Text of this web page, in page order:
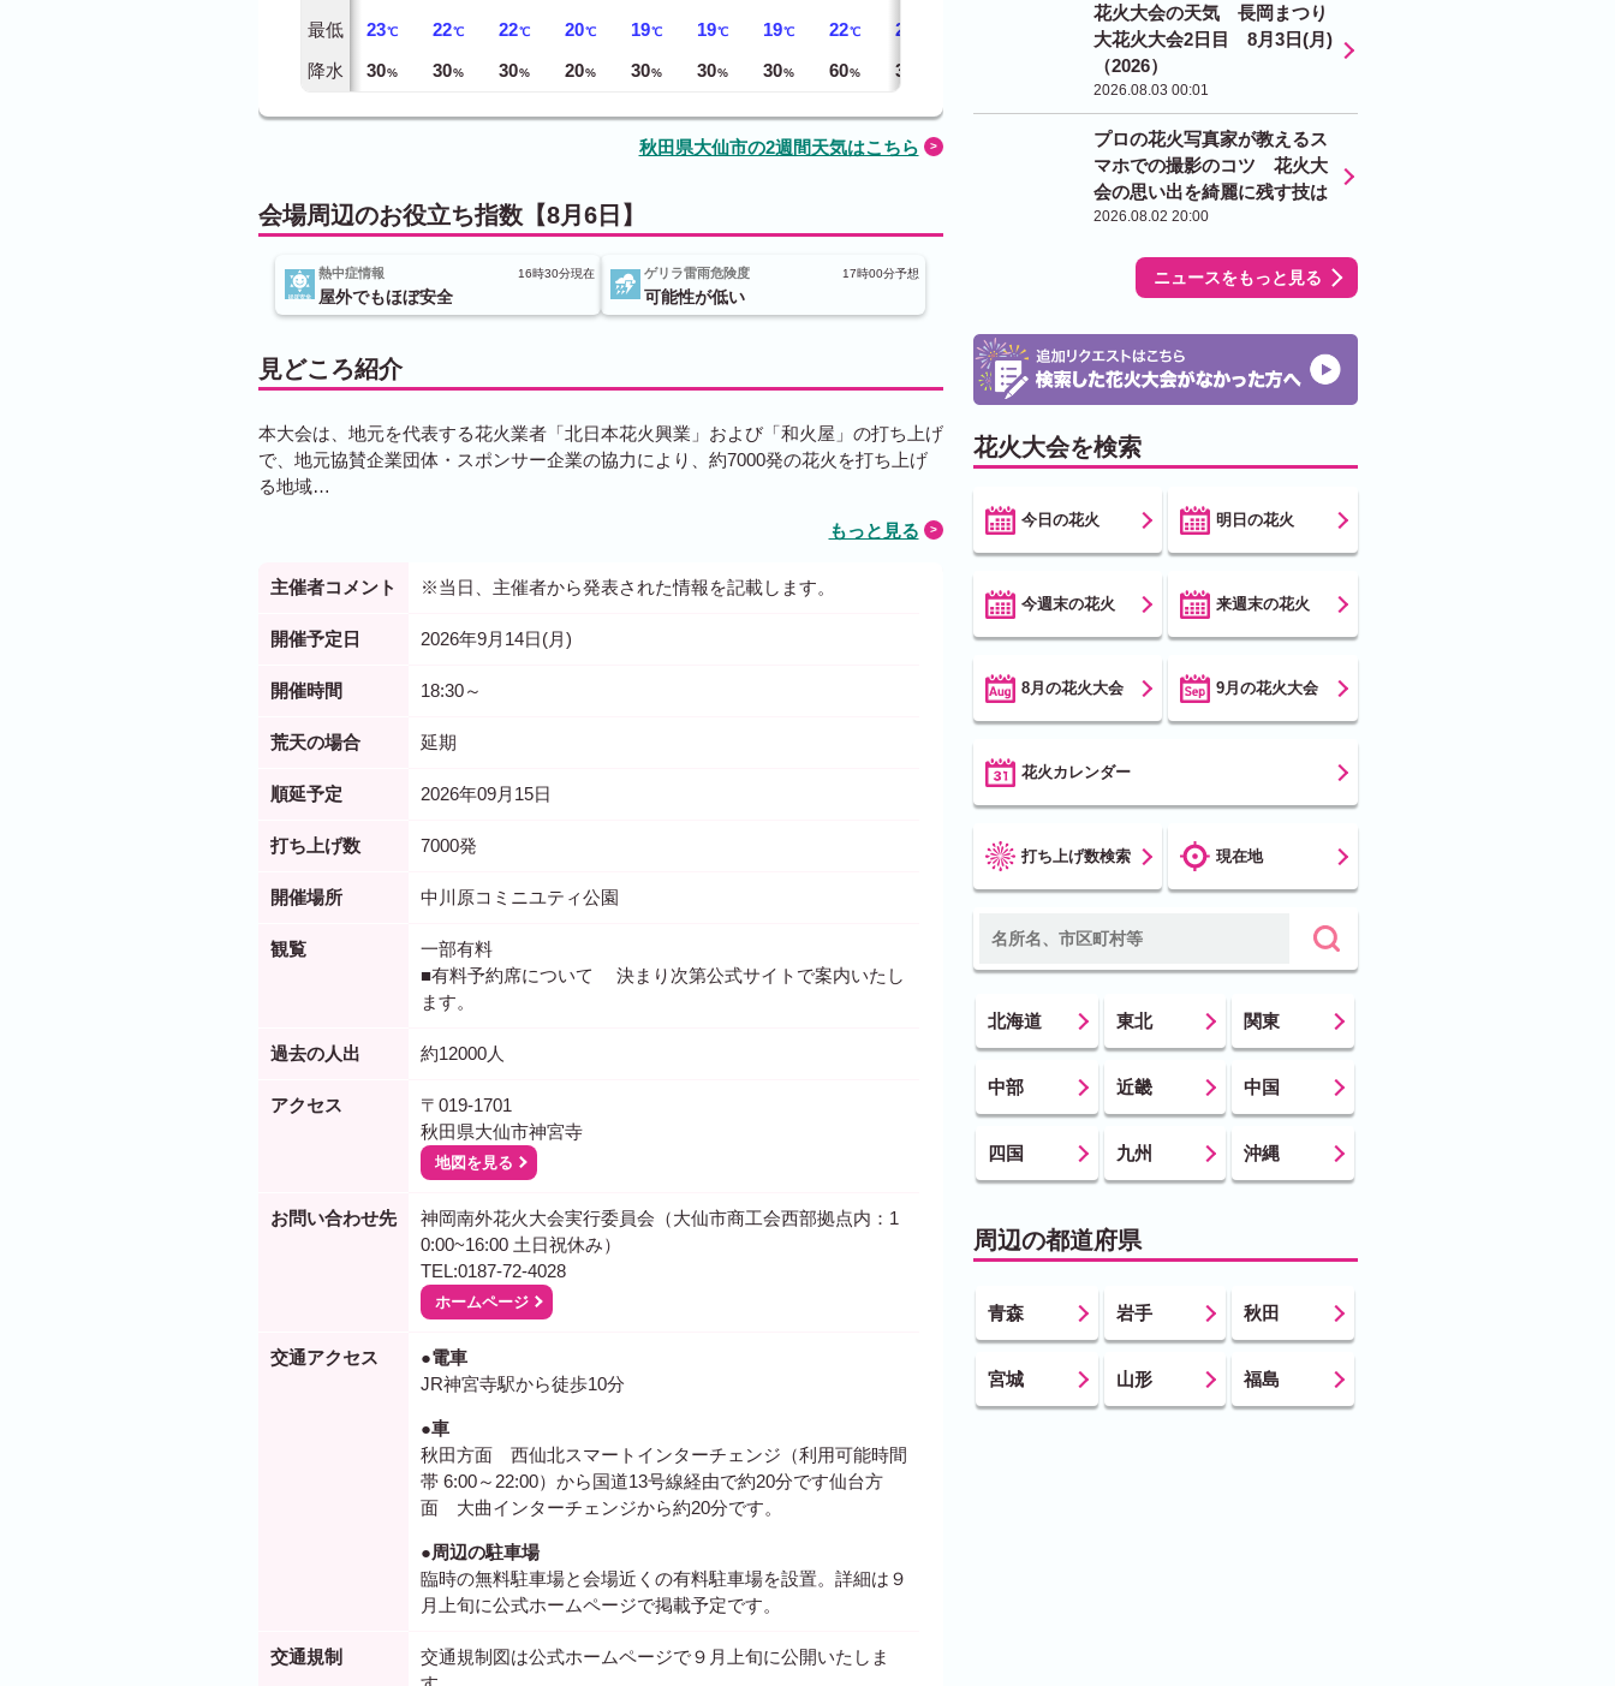
最低
降水
23℃
30%
22℃
30%
22℃
30%
20℃
20%
19℃
30%
19℃
30%
19℃
30%
22℃
60%
22
30
秋田県大仙市の2週間天気はこちら
会場周辺のお役立ち指数【8月6日】
熱中症情報 16時30分現在
屋外でもほぼ安全
ゲリラ雷雨危険度 17時00分予想
可能性が低い
見どころ紹介
本大会は、地元を代表する花火業者「北日本花火興業」および「和火屋」の打ち上げ
で、地元協賛企業団体・スポンサー企業の協力により、約7000発の花火を打ち上げ
る地域…
もっと見る
主催者コメント ※当日、主催者から発表された情報を記載します。
開催予定日 2026年9月14日(月)
開催時間 18:30～
荒天の場合 延期
順延予定 2026年09月15日
打ち上げ数 7000発
開催場所 中川原コミニユティ公園
観覧
一部有料
■有料予約席について 決まり次第公式サイトで案内いたし
ます。
過去の人出 約12000人
アクセス
〒019-1701
秋田県大仙市神宮寺
地図を見る
お問い合わせ先
神岡南外花火大会実行委員会（大仙市商工会西部拠点内：1
0:00~16:00 土日祝休み）
TEL:0187-72-4028
ホームページ
交通アクセス
●電車
JR神宮寺駅から徒歩10分
●車
秋田方面 西仙北スマートインターチェンジ（利用可能時間
帯 6:00～22:00）から国道13号線経由で約20分です仙台方
面 大曲インターチェンジから約20分です。
●周辺の駐車場
臨時の無料駐車場と会場近くの有料駐車場を設置。詳細は９
月上旬に公式ホームページで掲載予定です。
交通規制
交通規制図は公式ホームページで９月上旬に公開いたしま
花火大会の天気 長岡まつり
大花火大会2日目 8月3日(月)
（2026）
2026.08.03 00:01
プロの花火写真家が教えるス
マホでの撮影のコツ 花火大
会の思い出を綺麗に残す技は
2026.08.02 20:00
ニュースをもっと見る
花火大会を検索
今日の花火 明日の花火
今週末の花火 来週末の花火
8月の花火大会 9月の花火大会
花火カレンダー
打ち上げ数検索 現在地
北海道 東北 関東
中部 近畿 中国
四国 九州 沖縄
周辺の都道府県
青森 岩手 秋田
宮城 山形 福島